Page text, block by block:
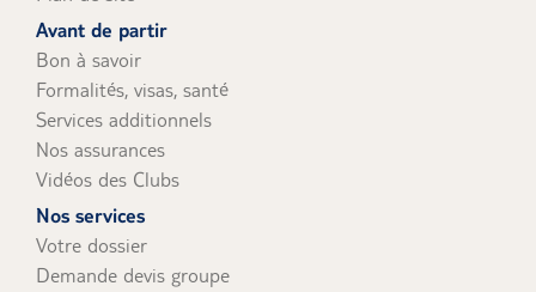
Avant de partir
Bon à savoir
Formalités, visas, santé
Services additionnels
Nos assurances
Vidéos des Clubs
Nos services
Votre dossier
Demande devis groupe